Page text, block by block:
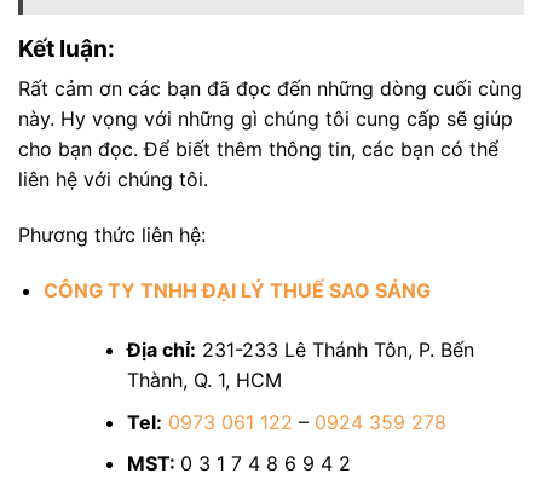
Kết luận:
Rất cảm ơn các bạn đã đọc đến những dòng cuối cùng
này. Hy vọng với những gì chúng tôi cung cấp sẽ giúp
cho bạn đọc. Để biết thêm thông tin, các bạn có thể
liên hệ với chúng tôi.
Phương thức liên hệ:
CÔNG TY TNHH ĐẠI LÝ THUẾ SAO SÁNG
Địa chỉ: 231-233 Lê Thánh Tôn, P. Bến
Thành, Q. 1, HCM
Tel: 0973 061 122 – 0924 359 278
MST: 0 3 1 7 4 8 6 9 4 2